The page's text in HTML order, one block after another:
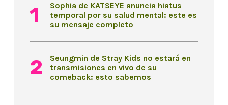
Sophia de KATSEYE anuncia hiatus
temporal por su salud mental: este es
su mensaje completo
Seungmin de Stray Kids no estará en
transmisiones en vivo de su
comeback: esto sabemos